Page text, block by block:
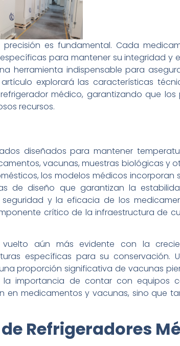
es fundamental. Cada
para mantener su integridad y
herramienta indispensable para
explorará las características
médico, garantizando que
recursos.
diseñados para mantener
vacunas, muestras biológicas y
los modelos médicos incorporan
de diseño que garantizan la
y la eficacia de los
crítico de la infraestructura de
aún más evidente con la
específicas para su conservación.
proporción significativa de vacunas
importancia de contar con equipos
en medicamentos y vacunas, sino que
Refrigeradores